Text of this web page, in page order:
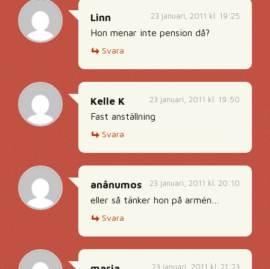
23 januari, 2011 kl. 19:25
Linn
Hon menar inte pension då?
Svara
23 januari, 2011 kl. 19:50
Kelle K
Fast anställning
Svara
23 januari, 2011 kl. 20:10
anånumos
eller så tänker hon på armén…
Svara
23 januari, 2011 kl. 21:23